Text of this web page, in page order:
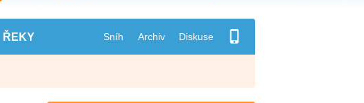
ŘEKY Sníh Archiv Diskuse